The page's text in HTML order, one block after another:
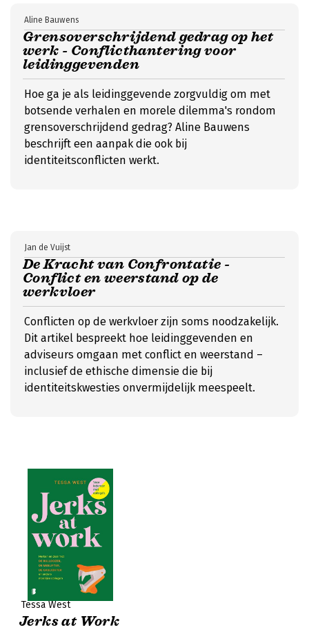
Grensoverschrijdend gedrag op het
werk - Conflicthantering voor
leidinggevenden
Aline Bauwens
Hoe ga je als leidinggevende zorgvuldig om met
botsende verhalen en morele dilemma's rondom
grensoverschrijdend gedrag? Aline Bauwens
beschrijft een aanpak die ook bij
identiteitsconflicten werkt.
De Kracht van Confrontatie -
Conflict en weerstand op de
werkvloer
Jan de Vuijst
Conflicten op de werkvloer zijn soms noodzakelijk.
Dit artikel bespreekt hoe leidinggevenden en
adviseurs omgaan met conflict en weerstand –
inclusief de ethische dimensie die bij
identiteitskwesties onvermijdelijk meespeelt.
Tessa West
Jerks at Work